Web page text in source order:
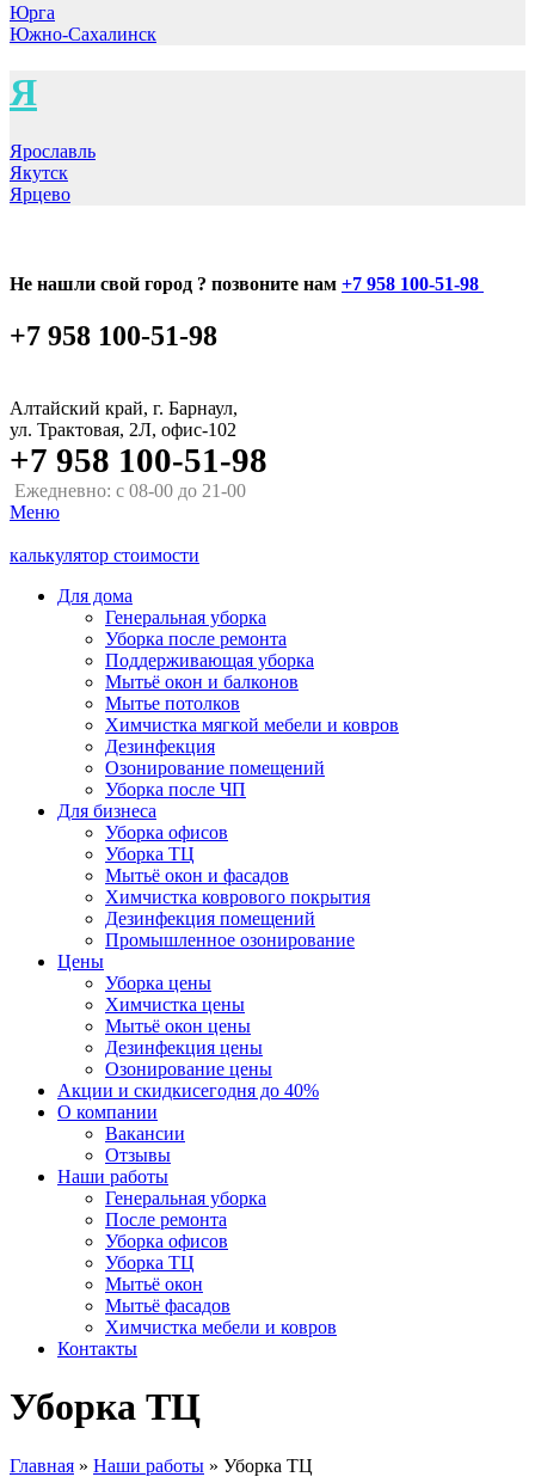
Юрга
Южно-Сахалинск
Я
Ярославль
Якутск
Ярцево
Не нашли свой город ? позвоните нам +7 958 100-51-98
+7 958 100-51-98
Алтайский край, г. Барнаул,
ул. Трактовая, 2Л, офис-102
+7 958 100-51-98
Ежедневно: с 08-00 до 21-00
Меню
калькулятор стоимости
Для дома
Генеральная уборка
Уборка после ремонта
Поддерживающая уборка
Мытьё окон и балконов
Мытье потолков
Химчистка мягкой мебели и ковров
Дезинфекция
Озонирование помещений
Уборка после ЧП
Для бизнеса
Уборка офисов
Уборка ТЦ
Мытьё окон и фасадов
Химчистка коврового покрытия
Дезинфекция помещений
Промышленное озонирование
Цены
Уборка цены
Химчистка цены
Мытьё окон цены
Дезинфекция цены
Озонирование цены
Акции и скидкисегодня до 40%
О компании
Вакансии
Отзывы
Наши работы
Генеральная уборка
После ремонта
Уборка офисов
Уборка ТЦ
Мытьё окон
Мытьё фасадов
Химчистка мебели и ковров
Контакты
Уборка ТЦ
Главная » Наши работы » Уборка ТЦ